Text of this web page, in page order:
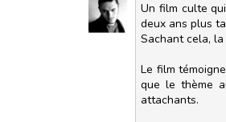
Un film culte
deux ans plus
Sachant cela,
Le film
que le thème
attachants.